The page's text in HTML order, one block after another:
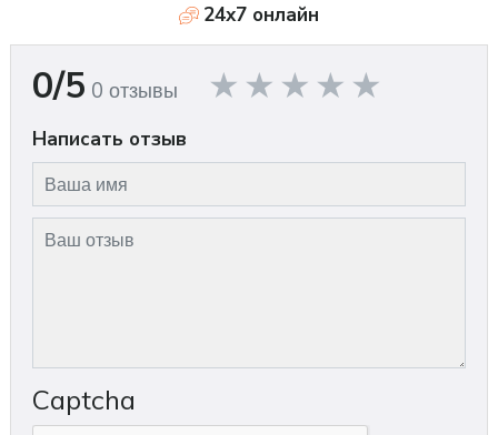
24x7 онлайн
0/5 0 отзывы
Написать отзыв
Captcha